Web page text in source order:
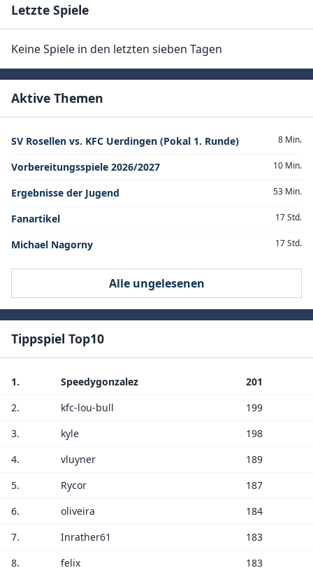
Letzte Spiele
Keine Spiele in den letzten sieben Tagen
Aktive Themen
SV Rosellen vs. KFC Uerdingen (Pokal 1. Runde) 8 Min.
Vorbereitungsspiele 2026/2027 10 Min.
Ergebnisse der Jugend 53 Min.
Fanartikel 17 Std.
Michael Nagorny 17 Std.
Alle ungelesenen
Tippspiel Top10
1. Speedygonzalez
201
2.
kfc-lou-bull
199
3.
kyle
198
4.
vluyner
189
5.
Rycor
187
6.
oliveira
184
7.
Inrather61
183
8.
felix 183